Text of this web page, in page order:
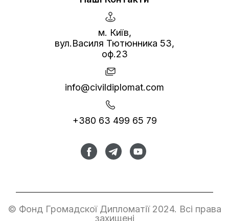
м. Київ,
вул.Василя Тютюнника 53,
оф.23
info@civildiplomat.com
+380 63 499 65 79
© Фонд Громадскої Дипломатії 2024. Всі права
захищені